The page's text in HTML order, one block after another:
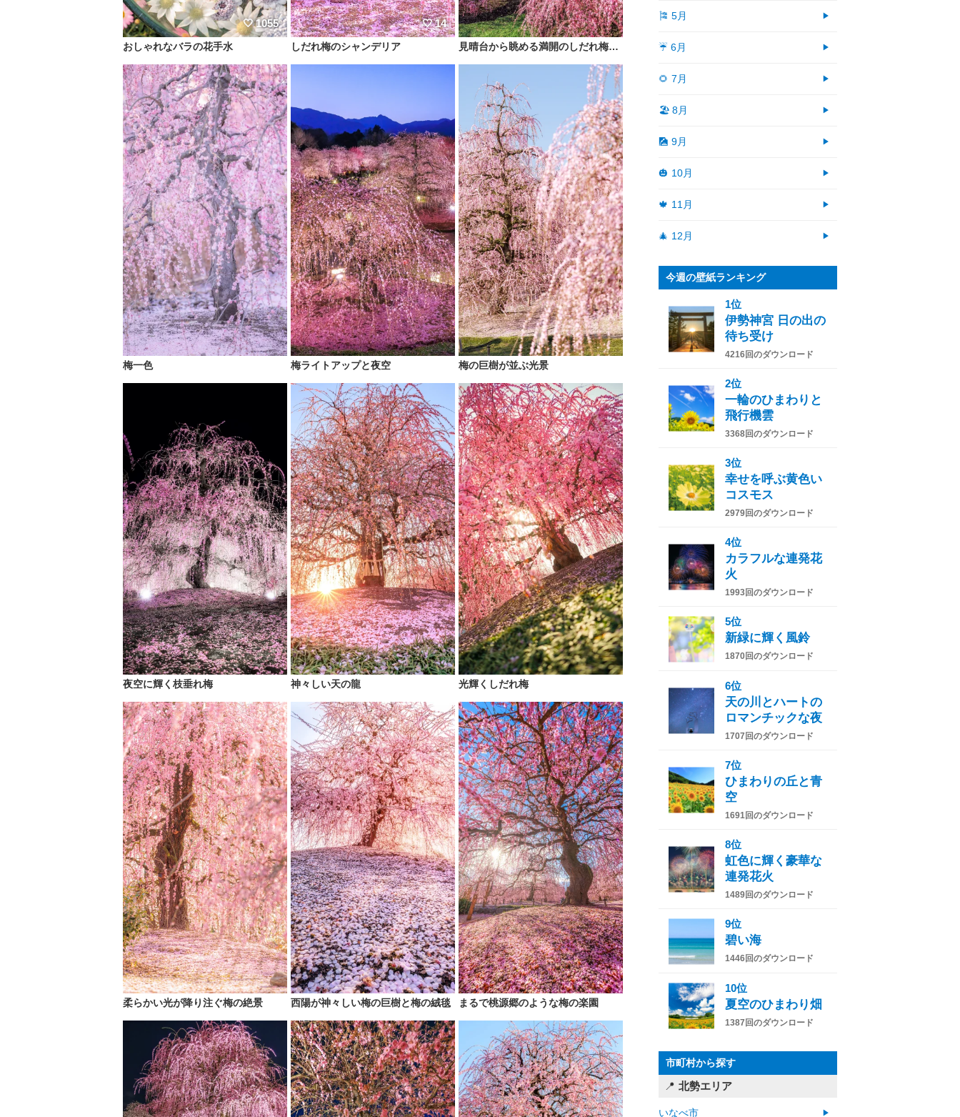
1055
おしゃれなバラの花手水
14
しだれ梅のシャンデリア 見晴台から眺める満開のしだれ梅（縦）
梅一色 梅ライトアップと夜空 梅の巨樹が並ぶ光景
夜空に輝く枝垂れ梅 神々しい天の龍 光輝くしだれ梅
柔らかい光が降り注ぐ梅の絶景 西陽が神々しい梅の巨樹と梅の絨毯 まるで桃源郷のような梅の楽園
🎏 5月
☔ 6月
🌻 7月
🏖 8月
🎑 9月
🎃 10月
🍁 11月
🎄 12月
今週の壁紙ランキング
1位
伊勢神宮 日の出の
待ち受け
4216回のダウンロード
2位
一輪のひまわりと
飛行機雲
3368回のダウンロード
3位
幸せを呼ぶ黄色い
コスモス
2979回のダウンロード
4位
カラフルな連発花
火
1993回のダウンロード
5位
新緑に輝く風鈴
1870回のダウンロード
6位
天の川とハートの
ロマンチックな夜
1707回のダウンロード
7位
ひまわりの丘と青
空
1691回のダウンロード
8位
虹色に輝く豪華な
連発花火
1489回のダウンロード
9位
碧い海
1446回のダウンロード
10位
夏空のひまわり畑
1387回のダウンロード
市町村から探す
北勢エリア
いなべ市